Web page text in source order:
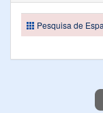
Pesquisa de